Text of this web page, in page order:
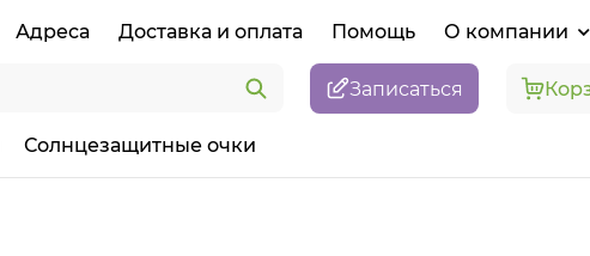
Адреса Доставка и оплата Помощь О компании
Записаться
Солнцезащитные очки